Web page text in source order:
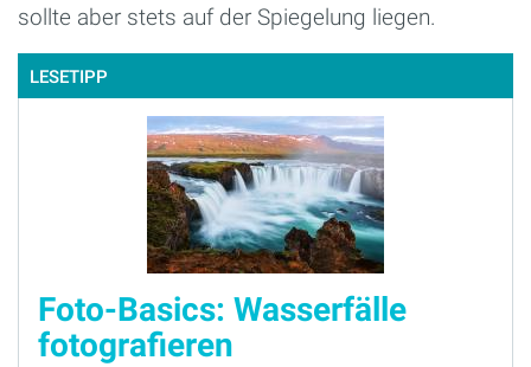
sollte aber stets auf der Spiegelung liegen.
LESETIPP
Foto-Basics: Wasserfälle
fotografieren